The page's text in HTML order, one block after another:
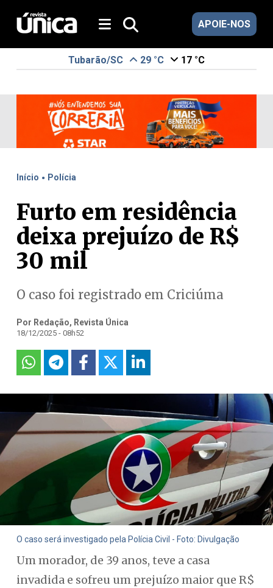
APOIE-NOS
Tubarão/SC 29 °C 17 °C
Início . Polícia
Furto em residência
deixa prejuízo de R$
30 mil
O caso foi registrado em Criciúma
Por Redação, Revista Única
18/12/2025 - 08h52
O caso será investigado pela Polícia Civil - Foto: Divulgação
Um morador, de 39 anos, teve a casa
invadida e sofreu um prejuízo maior que R$